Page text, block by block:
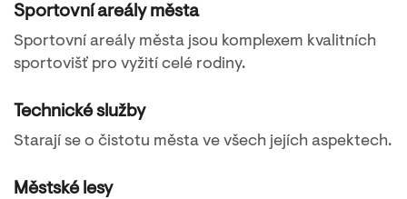
Sportovní areály města
Sportovní areály města jsou komplexem kvalitních
sportovišť pro vyžití celé rodiny.
Technické služby
Starají se o čistotu města ve všech jejích aspektech.
Městské lesy